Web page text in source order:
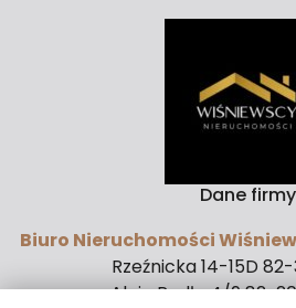
Dane firmy
Biuro Nieruchomości
Rzeźnicka 14-15D
Aleja Rodła 4/9 82-